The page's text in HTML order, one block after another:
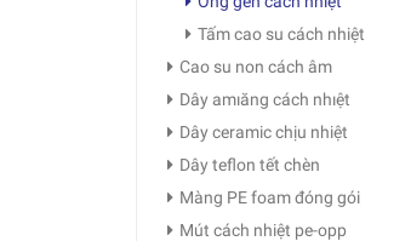
Tấm cao su cách nhiệt
Cao su non cách âm
Dây amıăng cách nhıệt
Dây ceramic chịu nhiệt
Dây teflon tết chèn
Màng PE foam đóng gói
Mút cách nhiệt pe-opp